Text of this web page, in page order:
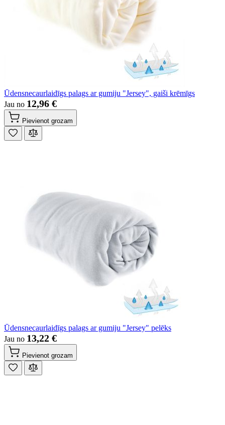
Ūdensnecaurlaidīgs palags ar gumiju "Jersey", gaiši krēmīgs
Jau no 12,96 €
Pievienot grozam
Ūdensnecaurlaidīgs palags ar gumiju "Jersey" pelēks
Jau no 13,22 €
Pievienot grozam